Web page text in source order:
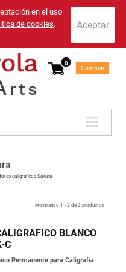
en el uso
de cookies.
0
Comprar
caligráficos Sakura
Mostrando 1 - 2 de 2 productos
BLANCO
C
Permanente para Caligrafia